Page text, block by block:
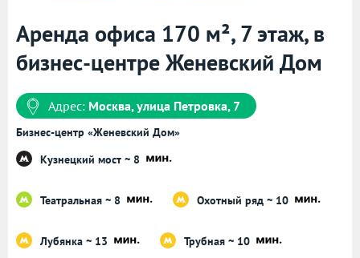
Аренда офиса 170 м², 7 этаж, в
бизнес-центре Женевский Дом
Адрес: Москва, улица Петровка, 7
Бизнес-центр «Женевский Дом»
Кузнецкий мост ~ 8
Театральная ~ 8 Охотный ряд ~ 10
Лубянка ~ 13 Трубная ~ 10